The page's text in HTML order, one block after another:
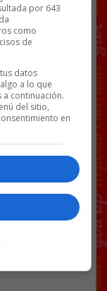
“Fuera
el periodista.
por 643
como
de
datos
a lo que
continuación.
del sitio,
en